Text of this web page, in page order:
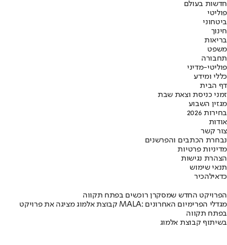
חדשות בעולם
פוליטי
ביטחוני
חינוך
בריאות
משפט
תחבורה
פוליטי-מדיני
כללי ומידע
דף הבית
זמני כניסת וצאת שבת
מגזין השבוע
בחירות 2026
אודות
צור קשר
נבחרת הכתבים והפרשנים
מדיניות פרטיות
הצהרת נגישות
תנאי שימוש
כדאילהכיר
הפרויקט החדש שמסקרן רוכשים בפתח תקווה
קבוצת אלמוג מציגה את פרויקט MALA: מגדלי הפרימיום האחרונים
בפתח תקווה
בשיתוף קבוצת אלמוג